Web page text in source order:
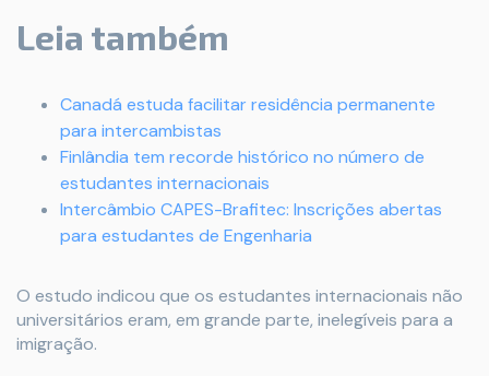
Leia também
Canadá estuda facilitar residência permanente
para intercambistas
Finlândia tem recorde histórico no número de
estudantes internacionais
Intercâmbio CAPES-Brafitec: Inscrições abertas
para estudantes de Engenharia
O estudo indicou que os estudantes internacionais não
universitários eram, em grande parte, inelegíveis para a
imigração.